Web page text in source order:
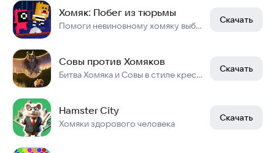
Хомяк: Побег из тюрьмы
Помоги невиновному хомяку выбраться из тюремного заключения.
Скачать
Совы против Хомяков
Битва Хомяка и Совы в стиле крестики-нолики
Скачать
Hamster City
Хомяки здорового человека
Скачать